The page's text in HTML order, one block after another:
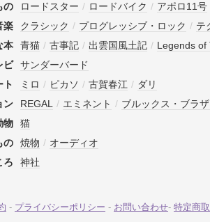
の
ロードスター / ロードバイク / アポロ11号
楽
クラシック / プログレッシブ・ロック / テ
本
青猫 / 古事記 / 出雲国風土記 / Legends of
ビ
サンダーバード
ト
ミロ / ピカソ / 古賀春江 / ダリ
ン
REGAL / エミネント / ブルックス・ブラ
物
猫
の
焼物 / オーディオ
ろ
神社
- プライバシーポリシー - お問い合わせ- 特定商